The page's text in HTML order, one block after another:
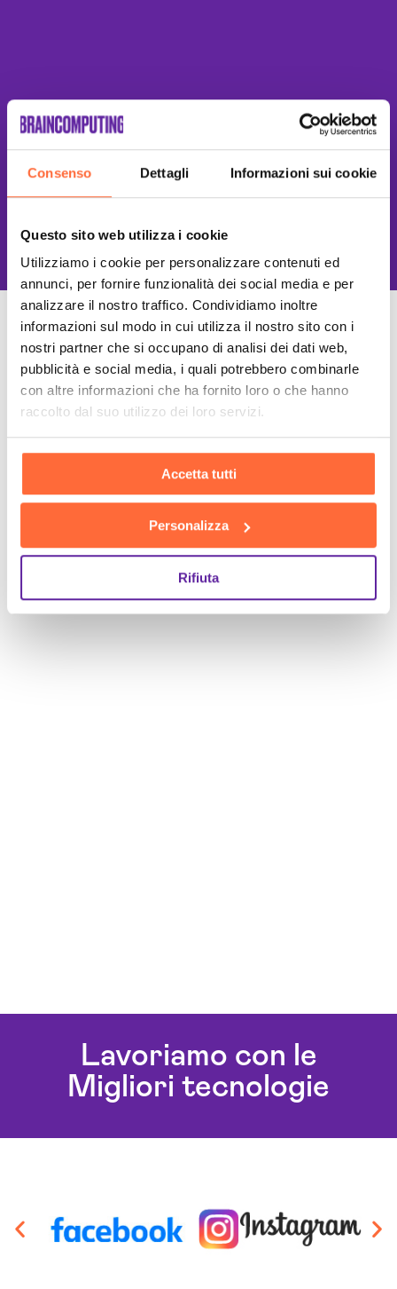
Consenso Dettagli Informazioni sui cookie
Questo sito web utilizza i cookie
Utilizziamo i cookie per personalizzare contenuti ed
annunci, per fornire funzionalità dei social media e per
analizzare il nostro traffico. Condividiamo inoltre
informazioni sul modo in cui utilizza il nostro sito con i
nostri partner che si occupano di analisi dei dati web,
pubblicità e social media, i quali potrebbero combinarle
con altre informazioni che ha fornito loro o che hanno
raccolto dal suo utilizzo dei loro servizi.
Accetta tutti
Personalizza
Rifiuta
and the Google Privacy PolicyandTerms of Service
Un Team di specialisti
Sempre a tuo supporto
Lavoriamo con le
Migliori tecnologie